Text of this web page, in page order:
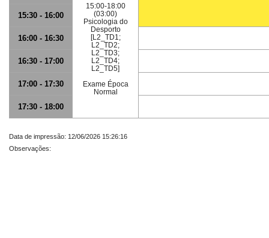
15:00-18:00
(03:00)
Psicologia do
Desporto
[L2_TD1;
L2_TD2;
L2_TD3;
L2_TD4;
L2_TD5]
Exame Época
Normal
15:30 - 16:00
16:00 - 16:30
16:30 - 17:00
17:00 - 17:30
17:30 - 18:00
Data de impressão: 12/06/2026 15:26:16
Observações: